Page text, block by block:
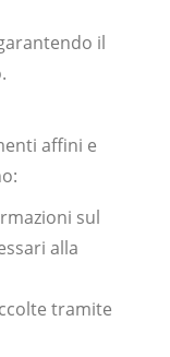
il
affini e
sul
alla
tramite